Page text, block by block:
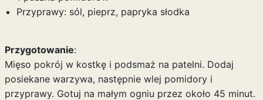
Przyprawy: sól, pieprz, papryka słodka
Przygotowanie:
Mięso pokrój w kostkę i podsmaż na patelni. Dodaj
posiekane warzywa, następnie wlej pomidory i
przyprawy. Gotuj na małym ogniu przez około 45 minut.